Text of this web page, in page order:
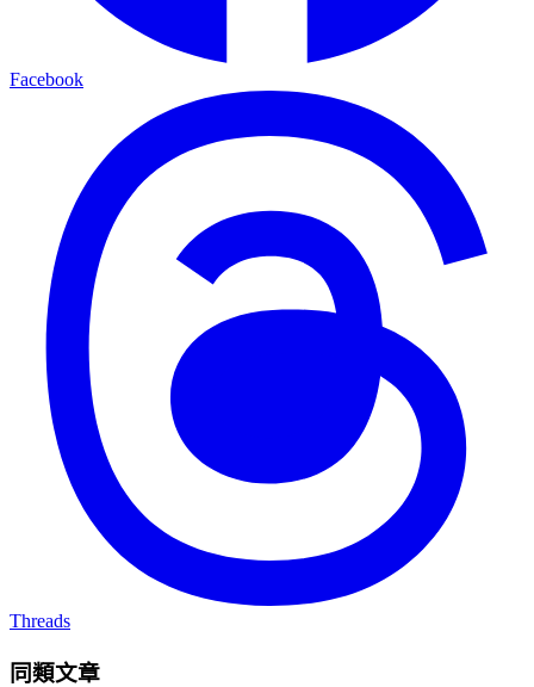
Facebook
Threads
同類文章